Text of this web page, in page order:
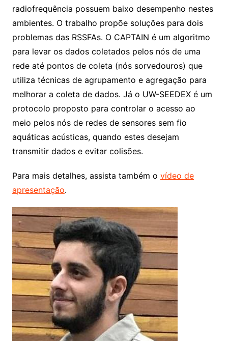
radiofrequência possuem baixo desempenho nestes
ambientes. O trabalho propõe soluções para dois
problemas das RSSFAs. O CAPTAIN é um algoritmo
para levar os dados coletados pelos nós de uma
rede até pontos de coleta (nós sorvedouros) que
utiliza técnicas de agrupamento e agregação para
melhorar a coleta de dados. Já o UW-SEEDEX é um
protocolo proposto para controlar o acesso ao
meio pelos nós de redes de sensores sem fio
aquáticas acústicas, quando estes desejam
transmitir dados e evitar colisões.
Para mais detalhes, assista também o vídeo de
apresentação.